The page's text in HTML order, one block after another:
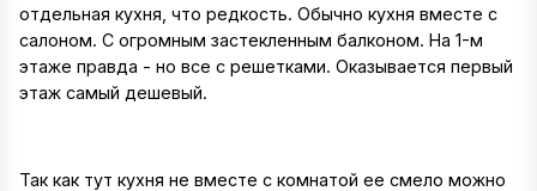
отдельная кухня, что редкость. Обычно кухня вместе с
салоном. С огромным застекленным балконом. На 1-м
этаже правда - но все с решетками. Оказывается первый
этаж самый дешевый.
Так как тут кухня не вместе с комнатой ее смело можно